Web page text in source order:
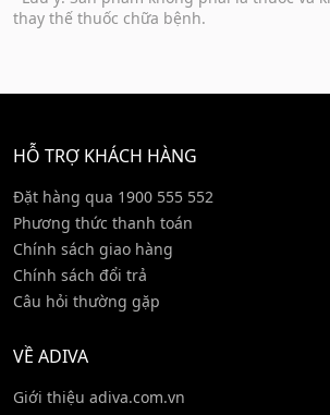
thay thế thuốc chữa bệnh.
HỖ TRỢ KHÁCH HÀNG
Đặt hàng qua 1900 555 552
Phương thức thanh toán
Chính sách giao hàng
Chính sách đổi trả
Câu hỏi thường gặp
VỀ ADIVA
Giới thiệu adiva.com.vn